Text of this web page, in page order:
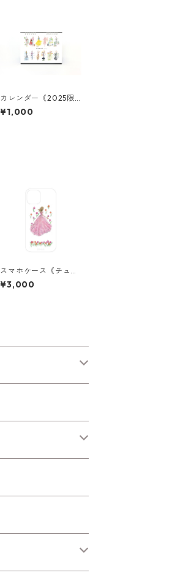
カレンダー《2025限
定》
¥1,000
スマホケース《チュー
リップ》クリア
¥3,000